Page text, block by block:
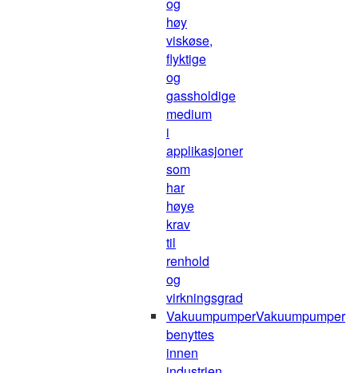
høy
viskøse,
flyktige
og
gassholdige
medium
i
applikasjoner
som
har
høye
krav
til
renhold
og
virkningsgrad
VakuumpumperVakuumpumper
benyttes
innen